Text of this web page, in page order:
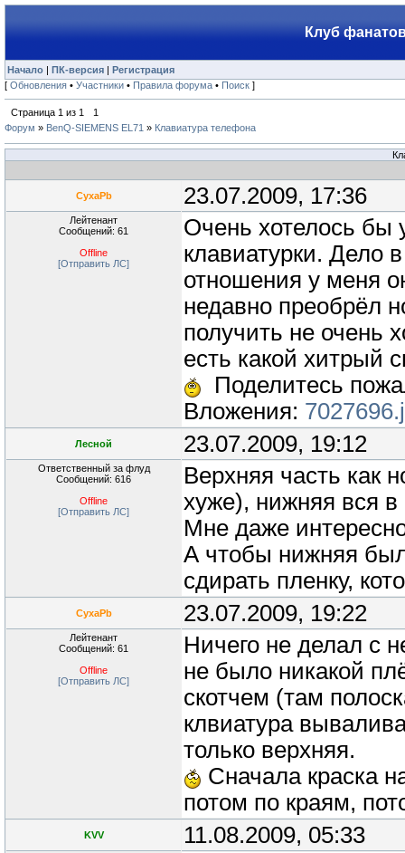
Клуб
Начало | ПК-версия | Регистрация
[ Обновления • Участники • Правила форума • Поиск ]
Страница 1 из 1
1
Форум » BenQ-SIEMENS EL71 » Клавиатура телефона
CyxaPb 23.07.2009, 17:36
Лейтенант
Сообщений: 61
Offline
[Отправить ЛС]
Очень хотелось бы
клавиатурки. Дело
отношения у меня
недавно преобрёл
получить не очень
есть какой хитрый
Поделитесь
Вложения:
Лесной 23.07.2009, 19:12
Ответственный за флуд
Сообщений: 616
Offline
[Отправить ЛС]
Верхняя часть как
хуже), нижняя вся в
Мне даже
А чтобы нижняя
сдирать пленку,
CyxaPb 23.07.2009, 19:22
Лейтенант
Сообщений: 61
Offline
[Отправить ЛС]
Ничего не делал с
не было никакой
скотчем (там
клвиатура
только верхняя.
Сначала краска
потом по краям,
KVV 11.08.2009, 05:33